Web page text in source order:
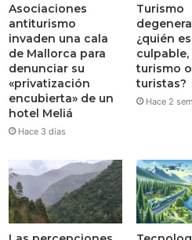
Asociaciones
antiturismo
invaden una cala
de Mallorca para
denunciar su
«privatización
encubierta» de un
hotel Meliá
Hace 3 días
Turismo
¿quién
culpable,
turismo
turistas?
Hace 2